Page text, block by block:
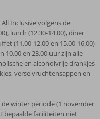
Inclusive volgens de
lunch (12.30-14.00), diner
(11.00-12.00 en 15.00-16.00)
10.00 en 23.00 uur zijn alle
en alcoholvrije drankjes
verse vruchtensappen en
winter periode (1 november
bepaalde faciliteiten niet